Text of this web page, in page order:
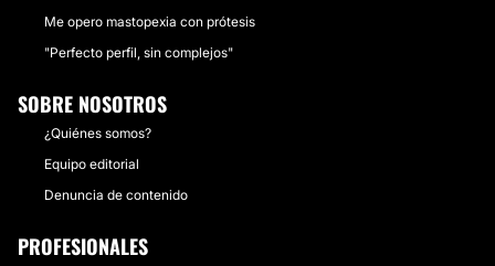
Me opero mastopexia con prótesis
"Perfecto perfil, sin complejos"
SOBRE NOSOTROS
¿Quiénes somos?
Equipo editorial
Denuncia de contenido
PROFESIONALES